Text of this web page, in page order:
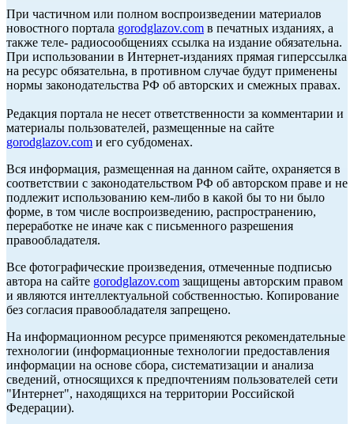
При частичном или полном воспроизведении материалов
новостного портала gorodglazov.com в печатных изданиях, а
также теле- радиосообщениях ссылка на издание обязательна.
При использовании в Интернет-изданиях прямая гиперссылка
на ресурс обязательна, в противном случае будут применены
нормы законодательства РФ об авторских и смежных правах.
Редакция портала не несет ответственности за комментарии и
материалы пользователей, размещенные на сайте
gorodglazov.com и его субдоменах.
Вся информация, размещенная на данном сайте, охраняется в
соответствии с законодательством РФ об авторском праве и не
подлежит использованию кем-либо в какой бы то ни было
форме, в том числе воспроизведению, распространению,
переработке не иначе как с письменного разрешения
правообладателя.
Все фотографические произведения, отмеченные подписью
автора на сайте gorodglazov.com защищены авторским правом
и являются интеллектуальной собственностью. Копирование
без согласия правообладателя запрещено.
На информационном ресурсе применяются рекомендательные
технологии (информационные технологии предоставления
информации на основе сбора, систематизации и анализа
сведений, относящихся к предпочтениям пользователей сети
"Интернет", находящихся на территории Российской
Федерации).